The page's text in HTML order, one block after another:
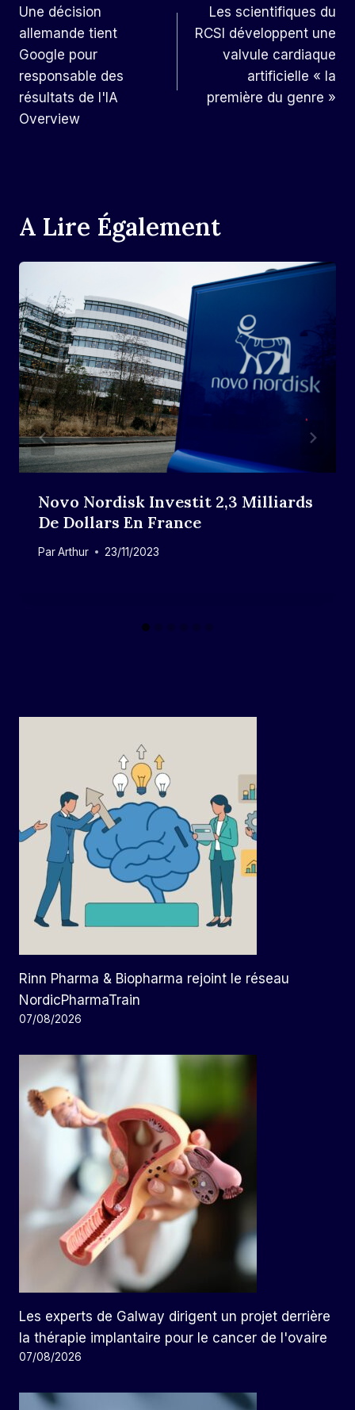
De
L’article
Une décision
allemande tient
Google pour
responsable des
résultats de l'IA
Overview
Les scientifiques du
RCSI développent une
valvule cardiaque
artificielle « la
première du genre »
A Lire Également
Novo Nordisk Investit 2,3 Milliards
De Dollars En France
ParArthur 23/11/2023
Rinn Pharma & Biopharma rejoint le réseau
NordicPharmaTrain
07/08/2026
Les experts de Galway dirigent un projet derrière
la thérapie implantaire pour le cancer de l'ovaire
07/08/2026